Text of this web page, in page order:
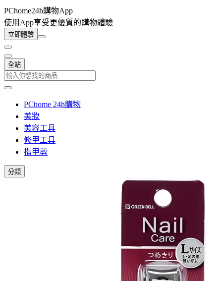
PChome24h購物App
使用App享受更優質的購物體驗
立即體驗
全站
PChome 24h購物
美妝
美容工具
修甲工具
指甲剪
分類